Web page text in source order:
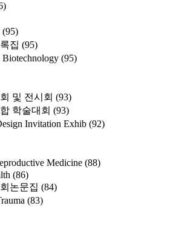
(95)
집 (95)
(95)
및 전시회 (93)
학술대회 (93)
Invitation Exhib (92)
Medicine (88)
(86)
논문집 (84)
(83)